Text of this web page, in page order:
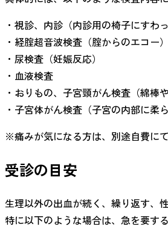
・視診、内診（内診用の椅子にすわ
・経腟超音波検査（腟からのエコー）
・尿検査（妊娠反応）
・血液検査
・おりもの、子宮頸がん検査（綿棒
・子宮体がん検査（子宮の内部に柔
※痛みが気になる方は、別途自費に
受診の目安
生理以外の出血が続く、繰り返す、
特に以下のような場合は、急を要す